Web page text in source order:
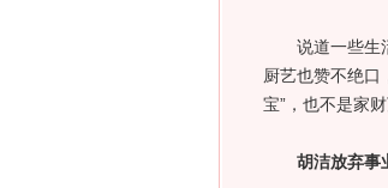
说道一些生活
厨艺也赞不绝口
宝”，也不是家
胡洁放弃事